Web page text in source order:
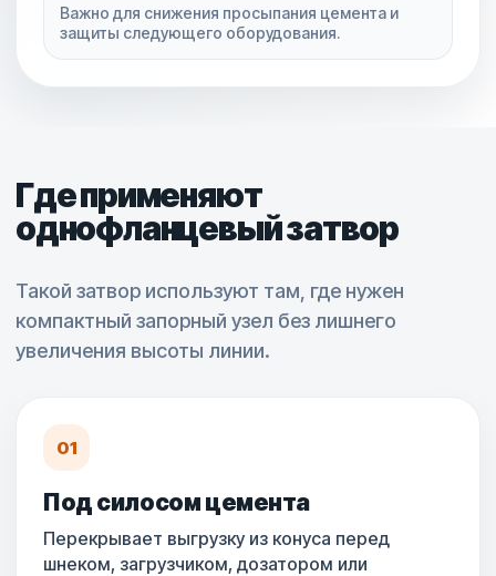
Важно для снижения просыпания цемента и
защиты следующего оборудования.
Где применяют
однофланцевый затвор
Такой затвор используют там, где нужен
компактный запорный узел без лишнего
увеличения высоты линии.
01
Под силосом цемента
Перекрывает выгрузку из конуса перед
шнеком, загрузчиком, дозатором или